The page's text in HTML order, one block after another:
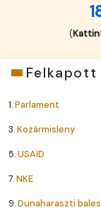
(
Felkapott
1.Parlament
3.Kozármisleny
5.USAID
7.NKE
9.Dunaharaszti